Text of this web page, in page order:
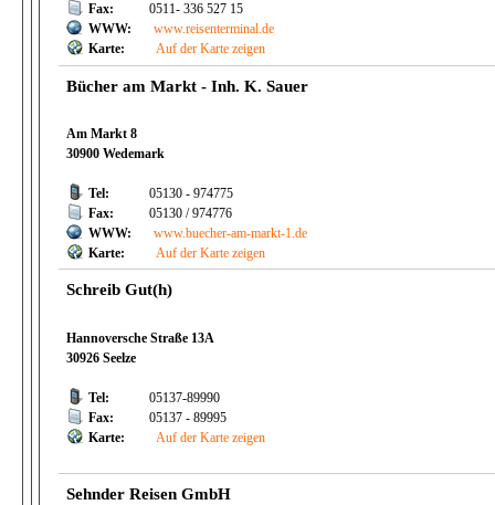
Fax:
0511- 336 527 15
WWW:
www.reisenterminal.de
Karte:
Auf der Karte zeigen
Bücher am Markt - Inh. K. Sauer
Am Markt 8
30900 Wedemark
Tel:
05130 - 974775
Fax:
05130 / 974776
WWW:
www.buecher-am-markt-1.de
Karte:
Auf der Karte zeigen
Schreib Gut(h)
Hannoversche Straße 13A
30926 Seelze
Tel:
05137-89990
Fax:
05137 - 89995
Karte:
Auf der Karte zeigen
Sehnder Reisen GmbH